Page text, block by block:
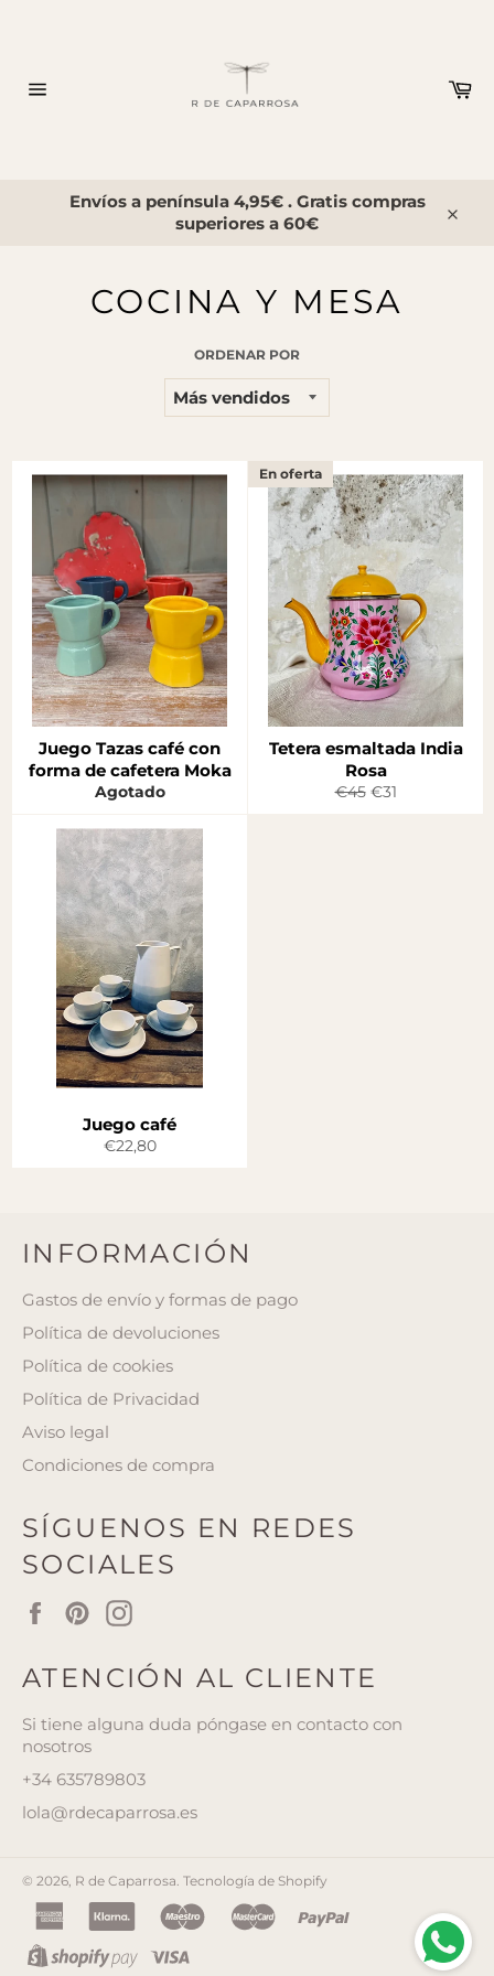
Envíos a península 4,95€ . Gratis compras
superiores a 60€
COCINA Y MESA
ORDENAR POR
Juego Tazas café con
forma de cafetera Moka
Agotado
Tetera esmaltada India
Rosa
Precio
€45 Precio
€31
En oferta
Juego café
Precio
€22,80
INFORMACIÓN
Gastos de envío y formas de pago
Política de devoluciones
Política de cookies
Política de Privacidad
Aviso legal
Condiciones de compra
SÍGUENOS EN REDES
SOCIALES
FacebookPinterest
ATENCIÓN AL CLIENTE
Si tiene alguna duda póngase en contacto con
nosotros
+34 635789803
lola@rdecaparrosa.es
© 2026, R de Caparrosa. Tecnología de Shopify
american
express
klarna maestro master
shopify